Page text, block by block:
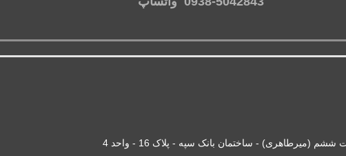
(میرطاهری) - ساختمان بانک سپه - پلاک 16 - واحد 4